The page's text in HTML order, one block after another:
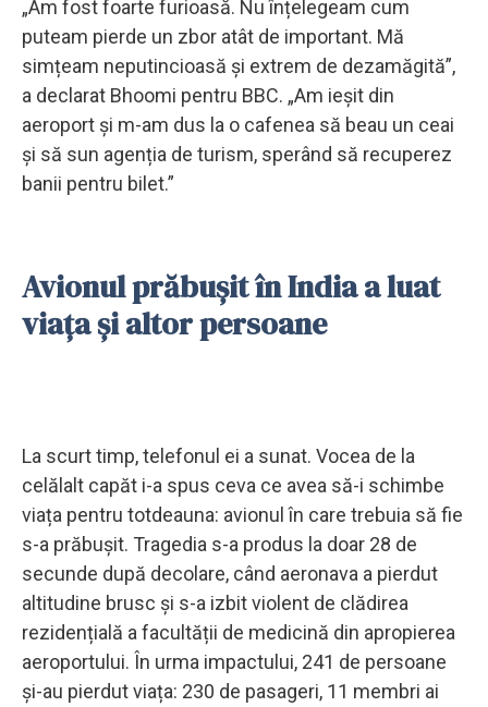
„Am fost foarte furioasă. Nu înțelegeam cum
puteam pierde un zbor atât de important. Mă
simțeam neputincioasă și extrem de dezamăgită”,
a declarat Bhoomi pentru BBC. „Am ieșit din
aeroport și m-am dus la o cafenea să beau un ceai
și să sun agenția de turism, sperând să recuperez
banii pentru bilet.”
Avionul prăbușit în India a luat
viața și altor persoane
La scurt timp, telefonul ei a sunat. Vocea de la
celălalt capăt i-a spus ceva ce avea să-i schimbe
viața pentru totdeauna: avionul în care trebuia să fie
s-a prăbușit. Tragedia s-a produs la doar 28 de
secunde după decolare, când aeronava a pierdut
altitudine brusc și s-a izbit violent de clădirea
rezidențială a facultății de medicină din apropierea
aeroportului. În urma impactului, 241 de persoane
și-au pierdut viața: 230 de pasageri, 11 membri ai